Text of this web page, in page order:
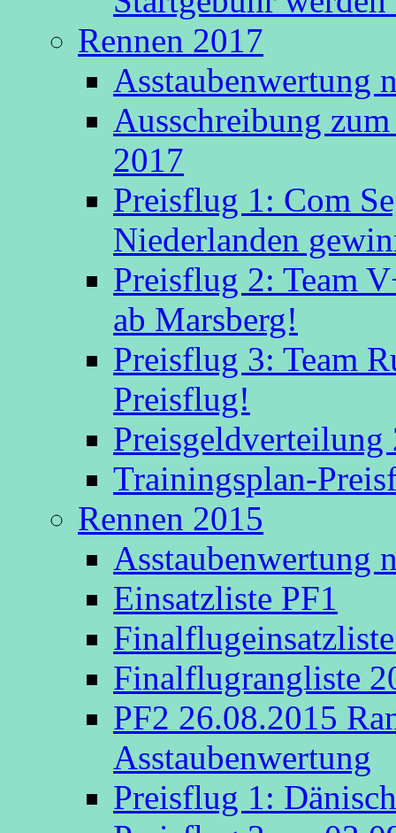
Rennen 2017
Asstaubenwertung
Ausschreibung
2017
Preisflug 1: Com
Niederlanden
Preisflug 2: Team
ab Marsberg!
Preisflug 3: Team
Preisflug!
Trainingsplan-
Rennen 2015
Asstaubenwertung
Einsatzliste PF1
Finalflugrangliste
PF2 26.08.2015
Asstaubenwertung
Preisflug 1: